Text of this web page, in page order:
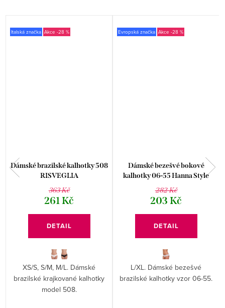
Italská značka -28 %
Dámské brazilské kalhotky 508
RISVEGLIA
363 Kč
261 Kč
DETAIL
XS/S, S/M, M/L. Dámské
brazilské krajkované kalhotky
model 508.
Evropská značka -28 %
Dámské bezešvé bokové
kalhotky 06-55 Hanna Style
282 Kč
203 Kč
DETAIL
L/XL. Dámské bezešvé
brazilské kalhotky vzor 06-55.